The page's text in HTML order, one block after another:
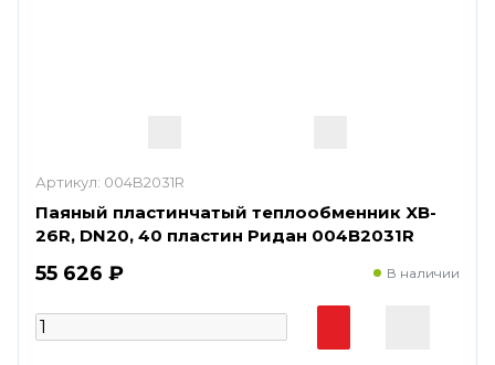
Артикул: 004B2031R
Паяный пластинчатый теплообменник XB-
26R, DN20, 40 пластин Ридан 004B2031R
55 626 ₽ В наличии